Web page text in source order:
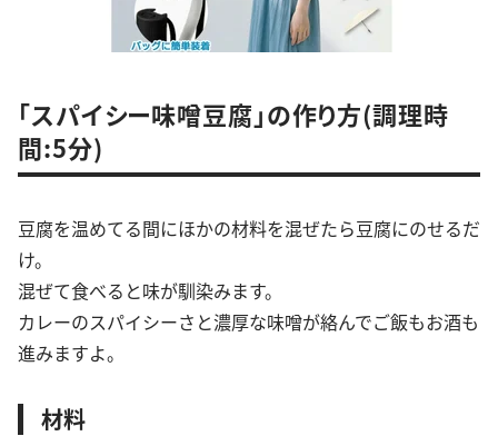
「スパイシー味噌豆腐」の作り方(調理時
間:5分)
豆腐を温めてる間にほかの材料を混ぜたら豆腐にのせるだ
け。
混ぜて食べると味が馴染みます。
カレーのスパイシーさと濃厚な味噌が絡んでご飯もお酒も
進みますよ。
材料